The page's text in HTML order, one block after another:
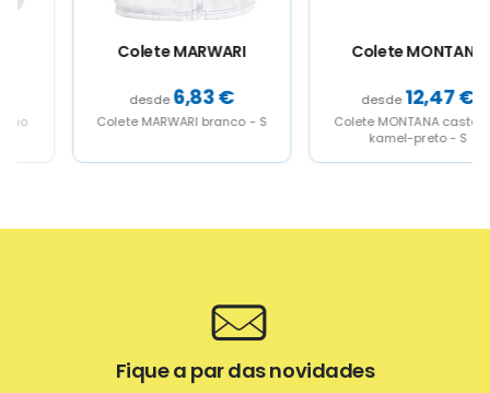
the
the
Colete MARWARI
6,83€
Colete MARWARI branco - S
the
the
Colete MONTANA
12,47€
Colete MONTANA castanho
kamel-preto - S
Fique a par das novidades